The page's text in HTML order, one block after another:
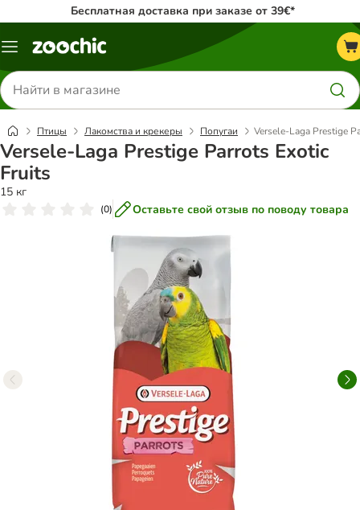
Бесплатная доставка при заказе от 39€*
Каталог
Поиск
товаров
Птицы Лакомства и крекеры Попугаи Versele-Laga Prestige
Versele-Laga Prestige Parrots Exotic
Fruits
15 кг
(0) Оставьте свой отзыв по поводу товара